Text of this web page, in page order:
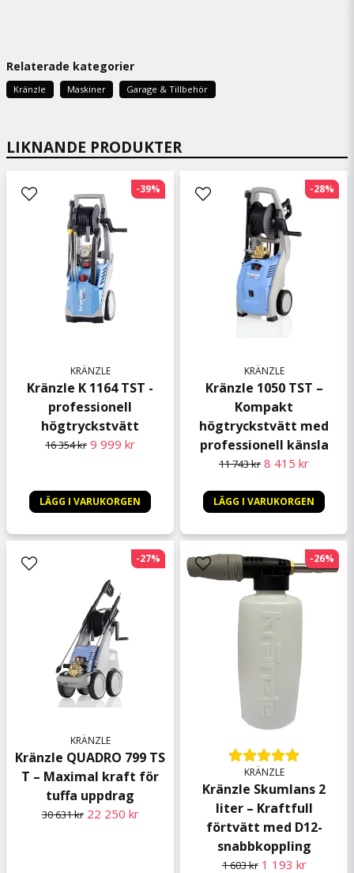
LIKNANDE PRODUKTER
KRÄNZLE
Kränzle K 1164 TST -
professionell
högtryckstvätt
16 354 kr 9 999 kr
LÄGG I VARUKORGEN
-39%
KRÄNZLE
Kränzle 1050 TST –
Kompakt
högtryckstvätt med
professionell känsla
11 743 kr 8 415 kr
LÄGG I VARUKORGEN
-28%
KRÄNZLE
Kränzle QUADRO 799 TS
T – Maximal kraft för
tuffa uppdrag
30 631 kr 22 250 kr
-27%
KRÄNZLE
Kränzle Skumlans 2
liter – Kraftfull
förtvätt med D12-
snabbkoppling
1 603 kr 1 193 kr
-26%
Relaterade kategorier
Kränzle Maskiner Garage & Tillbehör